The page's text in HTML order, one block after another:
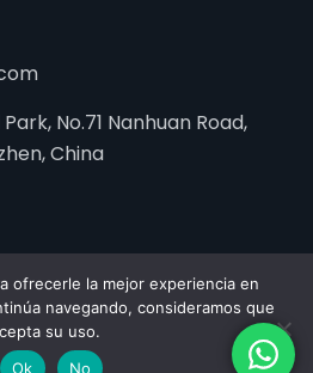
No.71 Nanhuan Road,
China
Todos los derechos reservados.
ofrecerle la mejor experiencia en
navegando, consideramos que
su uso.
Ok
No